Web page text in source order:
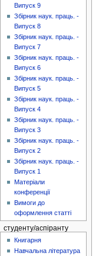
Випуск 9
Збірник наук. праць. -
Випуск 8
Збірник наук. праць. -
Випуск 7
Збірник наук. праць. -
Випуск 6
Збірник наук. праць. -
Випуск 5
Збірник наук. праць. -
Випуск 4
Збірник наук. праць. -
Випуск 3
Збірник наук. праць. -
Випуск 2
Збірник наук. праць. -
Випуск 1
Матеріали
конференції
Вимоги до
оформлення статті
студенту/аспіранту
Книгарня
Навчальна література